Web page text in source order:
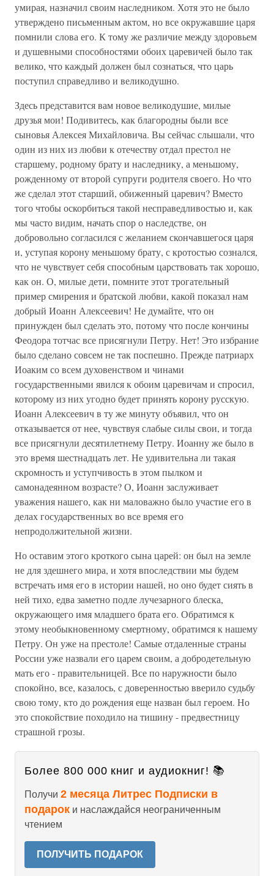
умирая, назначил своим наследником. Хотя это не было
утверждено письменным актом, но все окружавшие царя
помнили слова его. К тому же различие между здоровьем
и душевными способностями обоих царевичей было так
велико, что каждый должен был сознаться, что царь
поступил справедливо и великодушно.
Здесь представится вам новое великодушие, милые
друзья мои! Подивитесь, как благородны были все
сыновья Алексея Михайловича. Вы сейчас слышали, что
один из них из любви к отечеству отдал престол не
старшему, родному брату и наследнику, а меньшому,
рожденному от второй супруги родителя своего. Но что
же сделал этот старший, обиженный царевич? Вместо
того чтобы оскорбиться такой несправедливостью и, как
мы часто видим, начать спор о наследстве, он
добровольно согласился с желанием скончавшегося царя
и, уступая корону меньшому брату, с кротостью сознался,
что не чувствует себя способным царствовать так хорошо,
как он. О, милые дети, помните этот трогательный
пример смирения и братской любви, какой показал нам
добрый Иоанн Алексеевич! Не думайте, что он
принужден был сделать это, потому что после кончины
Феодора тотчас все присягнули Петру. Нет! Это избрание
было сделано совсем не так поспешно. Прежде патриарх
Иоаким со всем духовенством и чинами
государственными явился к обоим царевичам и спросил,
которому из них угодно будет принять корону русскую.
Иоанн Алексеевич в ту же минуту объявил, что он
отказывается от нее, чувствуя слабые силы свои, и тогда
все присягнули десятилетнему Петру. Иоанну же было в
это время шестнадцать лет. Не удивительна ли такая
скромность и уступчивость в этом пылком и
самонадеянном возрасте? О, Иоанн заслуживает
уважения нашего, как ни маловажно было участие его в
делах государственных во все время его
непродолжительной жизни.
Но оставим этого кроткого сына царей: он был на земле
не для здешнего мира, и хотя впоследствии мы будем
встречать имя его в истории нашей, но оно будет сиять в
ней тихо, едва заметно подле лучезарного блеска,
окружающего имя младшего брата его. Обратимся к
этому необыкновенному смертному, обратимся к нашему
Петру. Он уже на престоле! Самые отдаленные страны
России уже назвали его царем своим, а добродетельную
мать его - правительницей. Все по наружности было
спокойно, все, казалось, с доверенностью вверило судьбу
свою тому, кто до рождения еще назван был героем. Но
это спокойствие походило на тишину - предвестницу
страшной грозы.
Более 800 000 книг и аудиокниг! 📚
Получи 2 месяца Литрес Подписки в
подарок и наслаждайся неограниченным
чтением
ПОЛУЧИТЬ ПОДАРОК